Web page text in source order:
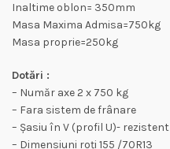
Inaltime oblon= 350mm
Masa Maxima Admisa=750kg
Masa proprie=250kg
Dotări :
– Număr axe 2 x 750 kg
– Fara sistem de frânare
– Șasiu în V (profil U)-
– Dimensiuni roți 155 /70R13